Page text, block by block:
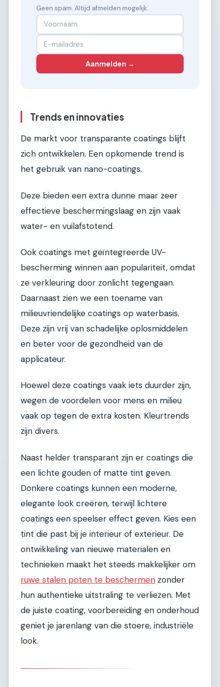
Geen spam. Altijd afmelden mogelijk.
Aanmelden →
Trends en innovaties
De markt voor transparante coatings blijft
zich ontwikkelen. Een opkomende trend is
het gebruik van nano-coatings.
Deze bieden een extra dunne maar zeer
effectieve beschermingslaag en zijn vaak
water- en vuilafstotend.
Ook coatings met geïntegreerde UV-
bescherming winnen aan populariteit, omdat
ze verkleuring door zonlicht tegengaan.
Daarnaast zien we een toename van
milieuvriendelijke coatings op waterbasis.
Deze zijn vrij van schadelijke oplosmiddelen
en beter voor de gezondheid van de
applicateur.
Hoewel deze coatings vaak iets duurder zijn,
wegen de voordelen voor mens en milieu
vaak op tegen de extra kosten. Kleurtrends
zijn divers.
Naast helder transparant zijn er coatings die
een lichte gouden of matte tint geven.
Donkere coatings kunnen een moderne,
elegante look creëren, terwijl lichtere
coatings een speelser effect geven. Kies een
tint die past bij je interieur of exterieur. De
ontwikkeling van nieuwe materialen en
technieken maakt het steeds makkelijker om
ruwe stalen poten te beschermen zonder
hun authentieke uitstraling te verliezen. Met
de juiste coating, voorbereiding en onderhoud
geniet je jarenlang van die stoere, industriële
look.